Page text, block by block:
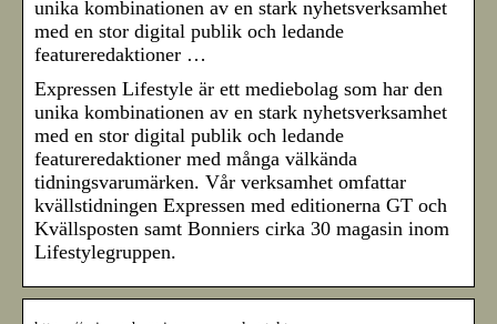
unika kombinationen av en stark nyhetsverksamhet
med en stor digital publik och ledande
featureredaktioner …
Expressen Lifestyle är ett mediebolag som har den
unika kombinationen av en stark nyhetsverksamhet
med en stor digital publik och ledande
featureredaktioner med många välkända
tidningsvarumärken. Vår verksamhet omfattar
kvällstidningen Expressen med editionerna GT och
Kvällsposten samt Bonniers cirka 30 magasin inom
Lifestylegruppen.